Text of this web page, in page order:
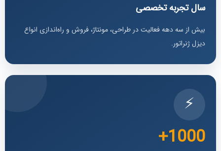
سال تجربه تخصصی
بیش از سه دهه فعالیت در طراحی، مونتاژ، فروش و راه‌اندازی انواع
دیزل ژنراتور.
⚡
1000+